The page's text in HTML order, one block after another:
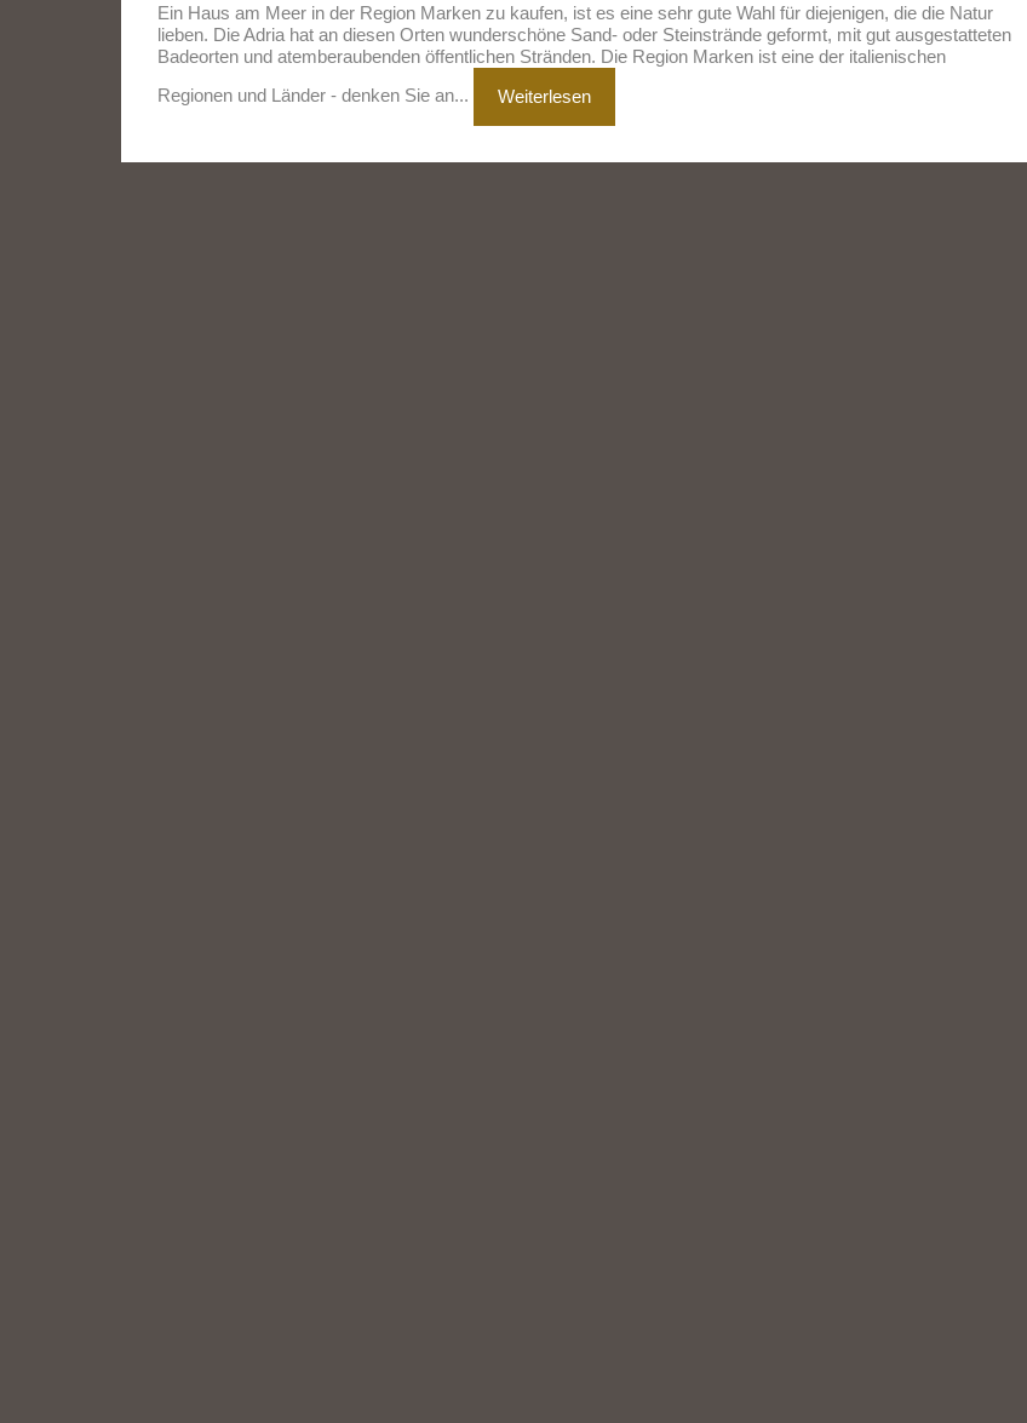
Ein Haus am Meer in der Region Marken zu kaufen, ist es eine sehr gute Wahl für diejenigen, die die Natur
lieben. Die Adria hat an diesen Orten wunderschöne Sand- oder Steinstrände geformt, mit gut ausgestatteten
Badeorten und atemberaubenden öffentlichen Stränden. Die Region Marken ist eine der italienischen
Regionen und Länder - denken Sie an...
Weiterlesen